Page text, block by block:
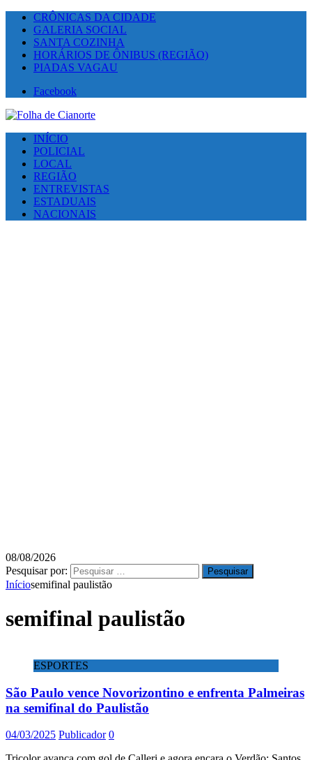
CRÔNICAS DA CIDADE
GALERIA SOCIAL
SANTA COZINHA
HORÁRIOS DE ÔNIBUS (REGIÃO)
PIADAS VAGAU
Facebook
INÍCIO
POLICIAL
LOCAL
REGIÃO
ENTREVISTAS
ESTADUAIS
NACIONAIS
08/08/2026
Pesquisar por:
Iníciosemifinal paulistão
semifinal paulistão
ESPORTES
São Paulo vence Novorizontino e enfrenta Palmeiras
na semifinal do Paulistão
04/03/2025 Publicador 0